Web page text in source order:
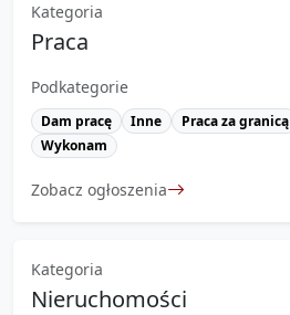
Kategoria
Praca
Podkategorie
Dam pracę Inne Praca za granicą
Wykonam
Zobacz ogłoszenia
Kategoria
Nieruchomości